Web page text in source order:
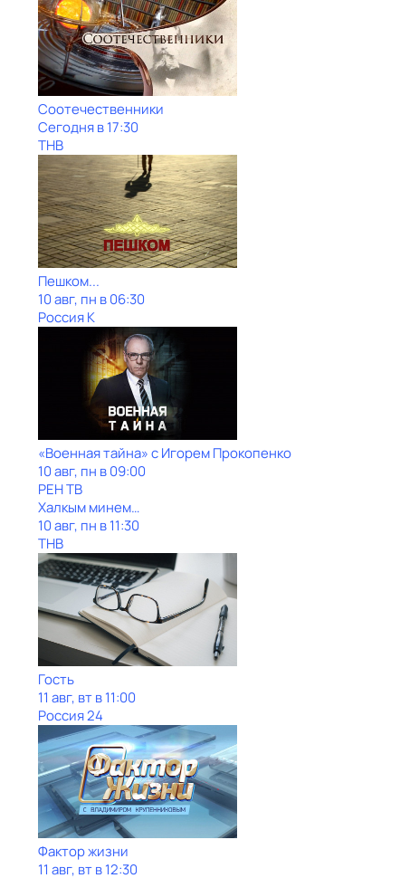
Соотечественники
Сегодня в 17:30
ТНВ
Пешком...
10 авг, пн в 06:30
Россия К
«Военная тайна» с Игорем Прокопенко
10 авг, пн в 09:00
РЕН ТВ
Халкым минем…
10 авг, пн в 11:30
ТНВ
Гость
11 авг, вт в 11:00
Россия 24
Фактор жизни
11 авг, вт в 12:30